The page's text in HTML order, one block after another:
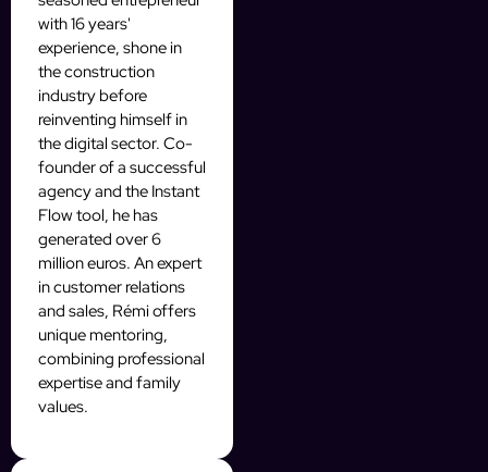
with 16 years'
experience, shone in
the construction
industry before
reinventing himself in
the digital sector. Co-
founder of a successful
agency and the Instant
Flow tool, he has
generated over 6
million euros. An expert
in customer relations
and sales, Rémi offers
unique mentoring,
combining professional
expertise and family
values.